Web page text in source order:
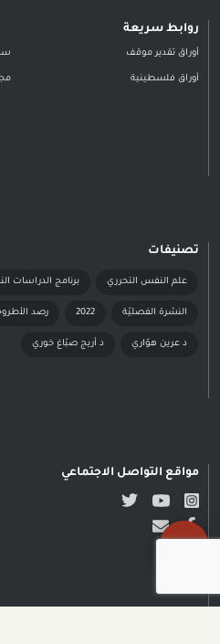
روابط سريعة
أوراق تقدير موقف
أوراق فلسطينية
تصنيفات
علم النفس التحرري برنامج الدراسات
النشرة الفصليّة 2022 رصد
د عرين هوّاري د أريج صبّاغ خوري
مواقع التواصل الاجتماعي